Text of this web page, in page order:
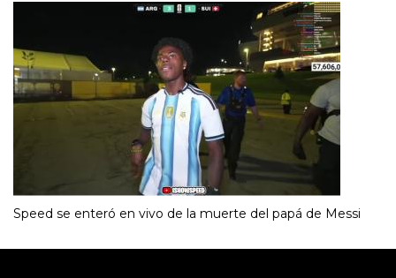
Speed se enteró en vivo de la muerte del papá de Messi